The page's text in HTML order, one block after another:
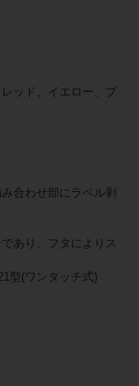
ッド、イエロー、ブ
合わせ部にラベル剥
あり、フタによりス
型(ワンタッチ式)